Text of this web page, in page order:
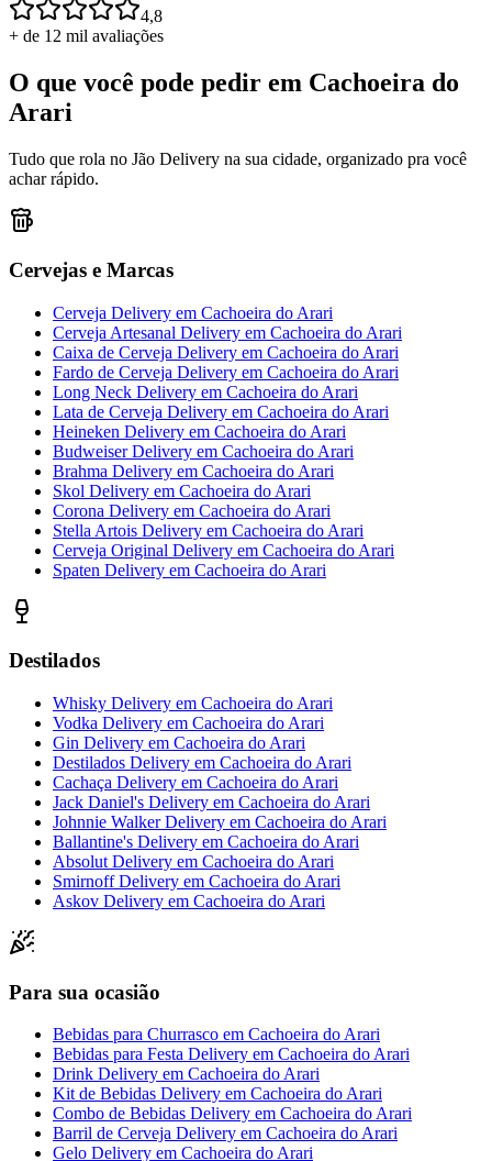
4,8
+ de 12 mil avaliações
O que você pode pedir em Cachoeira do
Arari
Tudo que rola no Jão Delivery na sua cidade, organizado pra você
achar rápido.
Cervejas e Marcas
Cerveja Delivery em Cachoeira do Arari
Cerveja Artesanal Delivery em Cachoeira do Arari
Caixa de Cerveja Delivery em Cachoeira do Arari
Fardo de Cerveja Delivery em Cachoeira do Arari
Long Neck Delivery em Cachoeira do Arari
Lata de Cerveja Delivery em Cachoeira do Arari
Heineken Delivery em Cachoeira do Arari
Budweiser Delivery em Cachoeira do Arari
Brahma Delivery em Cachoeira do Arari
Skol Delivery em Cachoeira do Arari
Corona Delivery em Cachoeira do Arari
Stella Artois Delivery em Cachoeira do Arari
Cerveja Original Delivery em Cachoeira do Arari
Spaten Delivery em Cachoeira do Arari
Destilados
Whisky Delivery em Cachoeira do Arari
Vodka Delivery em Cachoeira do Arari
Gin Delivery em Cachoeira do Arari
Destilados Delivery em Cachoeira do Arari
Cachaça Delivery em Cachoeira do Arari
Jack Daniel's Delivery em Cachoeira do Arari
Johnnie Walker Delivery em Cachoeira do Arari
Ballantine's Delivery em Cachoeira do Arari
Absolut Delivery em Cachoeira do Arari
Smirnoff Delivery em Cachoeira do Arari
Askov Delivery em Cachoeira do Arari
Para sua ocasião
Bebidas para Churrasco em Cachoeira do Arari
Bebidas para Festa Delivery em Cachoeira do Arari
Drink Delivery em Cachoeira do Arari
Kit de Bebidas Delivery em Cachoeira do Arari
Combo de Bebidas Delivery em Cachoeira do Arari
Barril de Cerveja Delivery em Cachoeira do Arari
Gelo Delivery em Cachoeira do Arari